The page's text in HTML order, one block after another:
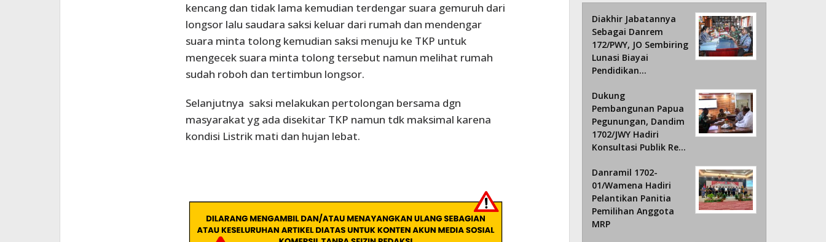
kencang dan tidak lama kemudian terdengar suara gemuruh dari
longsor lalu saudara saksi keluar dari rumah dan mendengar
suara minta tolong kemudian saksi menuju ke TKP untuk
mengecek suara minta tolong tersebut namun melihat rumah
sudah roboh dan tertimbun longsor.
Selanjutnya saksi melakukan pertolongan bersama dgn
masyarakat yg ada disekitar TKP namun tdk maksimal karena
kondisi Listrik mati dan hujan lebat.
Diakhir Jabatannya
Sebagai Danrem
172/PWY, JO Sembiring
Lunasi Biayai
Pendidikan…
Dukung
Pembangunan Papua
Pegunungan, Dandim
1702/JWY Hadiri
Konsultasi Publik Re…
Danramil 1702-
01/Wamena Hadiri
Pelantikan Panitia
Pemilihan Anggota
MRP